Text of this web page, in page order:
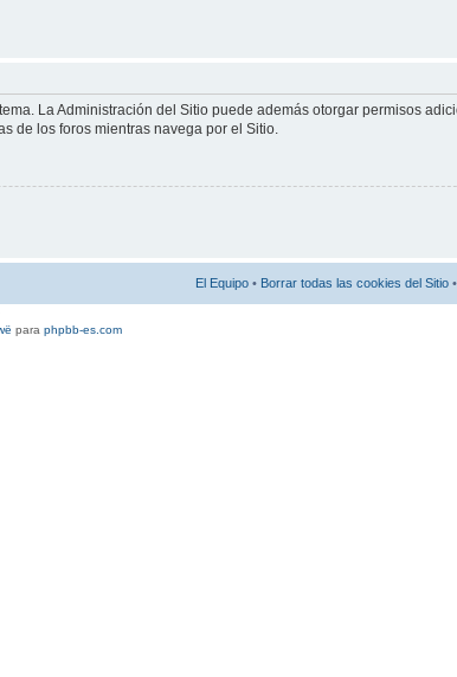
La Administración del Sitio puede además otorgar permisos
de los foros mientras navega por el Sitio.
El Equipo • Borrar todas las cookies del Sitio
para phpbb-es.com